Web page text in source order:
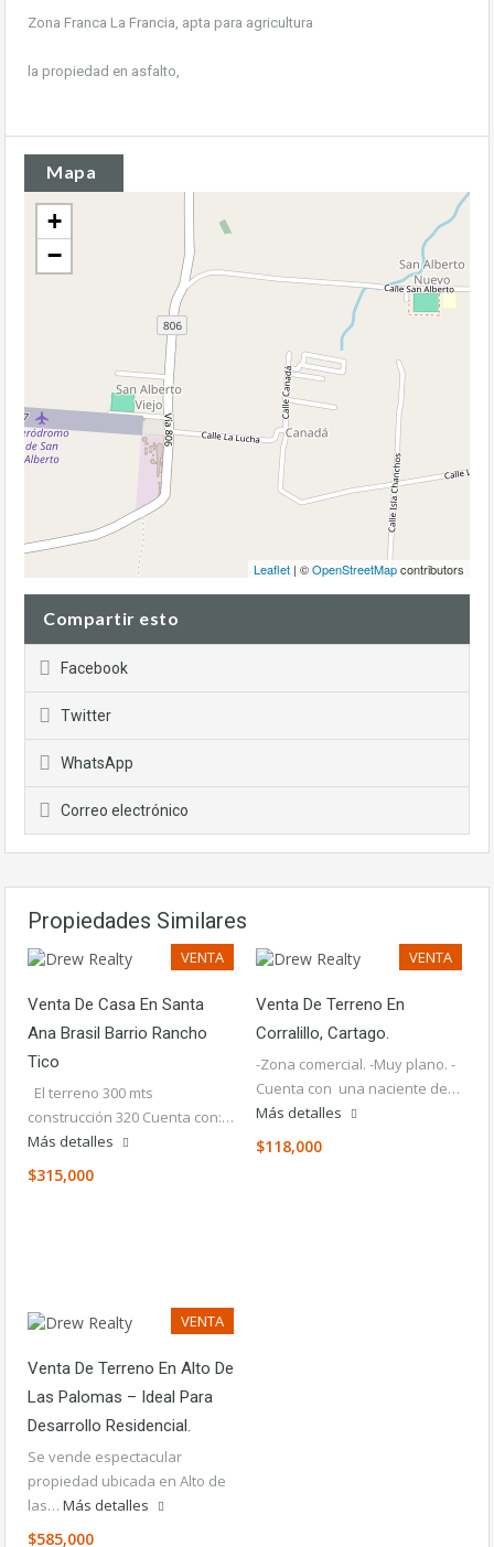
Zona Franca La Francia, apta para agricultura
la propiedad en asfalto,
Mapa
+
−
Leaflet | ©OpenStreetMapcontributors
Compartir esto
Facebook
Twitter
WhatsApp
Correo electrónico
Propiedades Similares
VENTA
Venta De Casa En Santa
Ana Brasil Barrio Rancho
Tico
El terreno 300 mts
construcción 320 Cuenta con:…
Más detalles
$315,000
VENTA
Venta De Terreno En
Corralillo, Cartago.
-Zona comercial. -Muy plano. -
Cuenta con una naciente de…
Más detalles
$118,000
VENTA
Venta De Terreno En Alto De
Las Palomas – Ideal Para
Desarrollo Residencial.
Se vende espectacular
propiedad ubicada en Alto de
las… Más detalles
$585,000